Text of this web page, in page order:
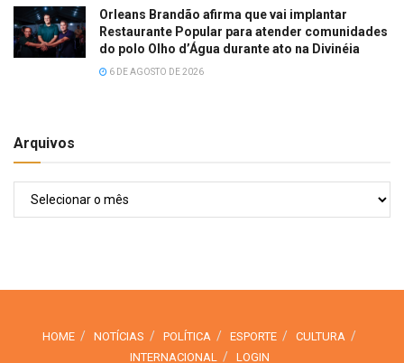
Orleans Brandão afirma que vai implantar
Restaurante Popular para atender comunidades
do polo Olho d’Água durante ato na Divinéia
6 DE AGOSTO DE 2026
Arquivos
HOME NOTÍCIAS POLÍTICA ESPORTE
CULTURA
INTERNACIONAL
LOGIN